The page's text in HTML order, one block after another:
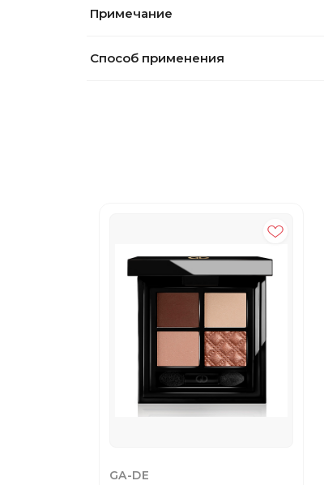
Примечание
Способ применения
GA-DE